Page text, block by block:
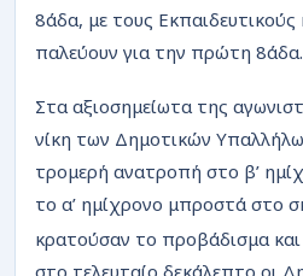
8άδα, με τους
παλεύουν για την πρώτη 8άδα.
Στα αξιοσημείωτα της
νίκη των Δημοτικών
τρομερή ανατροπή στο β’
το α’ ημίχρονο μπροστά στο
κρατούσαν το προβάδισμα
στο τελευταίο δεκάλεπτο οι